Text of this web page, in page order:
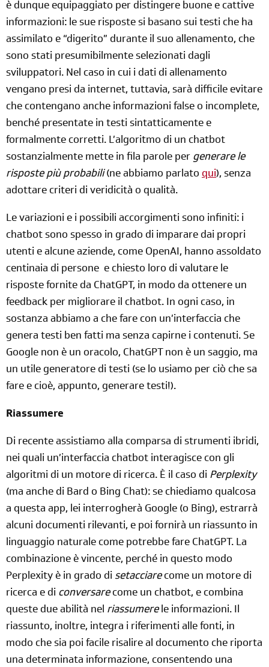
è dunque equipaggiato per distingere buone e cattive
informazioni: le sue risposte si basano sui testi che ha
assimilato e “digerito” durante il suo allenamento, che
sono stati presumibilmente selezionati dagli
sviluppatori. Nel caso in cui i dati di allenamento
vengano presi da internet, tuttavia, sarà difficile evitare
che contengano anche informazioni false o incomplete,
benché presentate in testi sintatticamente e
formalmente corretti. L’algoritmo di un chatbot
sostanzialmente mette in fila parole per generare le
risposte più probabili(ne abbiamo parlato qui), senza
adottare criteri di veridicità o qualità.
Le variazioni e i possibili accorgimenti sono infiniti: i
chatbot sono spesso in grado di imparare dai propri
utenti e alcune aziende, come OpenAI, hanno assoldato
centinaia di persone e chiesto loro di valutare le
risposte fornite da ChatGPT, in modo da ottenere un
feedback per migliorare il chatbot. In ogni caso, in
sostanza abbiamo a che fare con un’interfaccia che
genera testi ben fatti ma senza capirne i contenuti. Se
Google non è un oracolo, ChatGPT non è un saggio, ma
un utile generatore di testi (se lo usiamo per ciò che sa
fare e cioè, appunto, generare testi!).
Riassumere
Di recente assistiamo alla comparsa di strumenti ibridi,
nei quali un’interfaccia chatbot interagisce con gli
algoritmi di un motore di ricerca. È il caso di Perplexity
(ma anche di Bard o Bing Chat): se chiediamo qualcosa
a questa app, lei interrogherà Google (o Bing), estrarrà
alcuni documenti rilevanti, e poi fornirà un riassunto in
linguaggio naturale come potrebbe fare ChatGPT. La
combinazione è vincente, perché in questo modo
Perplexity è in grado di setacciarecome un motore di
ricerca e di conversarecome un chatbot, e combina
queste due abilità nel riassumerele informazioni. Il
riassunto, inoltre, integra i riferimenti alle fonti, in
modo che sia poi facile risalire al documento che riporta
una determinata informazione, consentendo una